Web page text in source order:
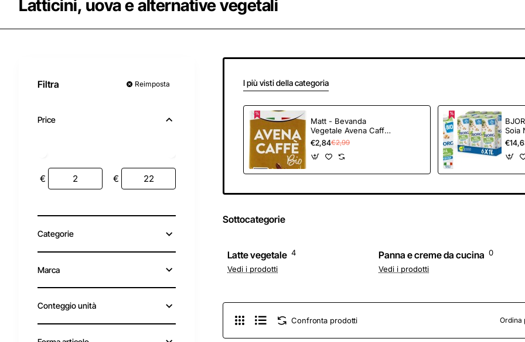
Latticini, uova e alternative vegetali
Filtra Reimposta
Price
€ €
Categorie
Marca
Conteggio unità
I più visti della categoria
Matt - Bevanda
Vegetale Avena Caffè
Bio - Senza Lattosio -
€2,84€2,99
Soia
Sottocategorie
Latte vegetale 4
Vedi i prodotti
Panna e creme da cucina 0
Vedi i prodotti
Confronta prodotti Ordina